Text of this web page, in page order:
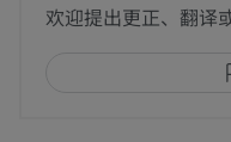
欢迎提出更正、翻译